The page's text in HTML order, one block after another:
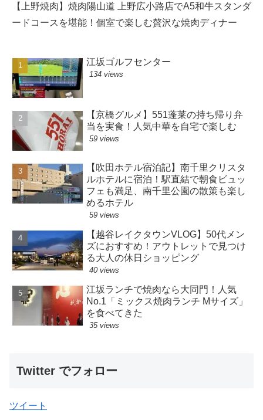
【上野焼肉】焼肉陽山道 上野広小路店でA5和牛スタンダ
ードコースを堪能！個室で楽しむ贅沢な焼肉ディナー
江坂ゴルフセンター
134 views
【京橋グルメ】551蓬莱の持ち帰り弁
当を実食！人気中華を自宅で楽しむ
59 views
【吹田ホテル宿泊記】南千里クリスタ
ルホテルに宿泊！駅直結で朝食ビュッ
フェも満足、南千里公園の散策も楽し
めるホテル
59 views
【越谷レイクタウンVLOG】50代メン
ズにおすすめ！アウトレットで見つけ
る大人の休日ショッピング
40 views
江坂ランチで焼肉なら大同門！人気
No.1「ミックス焼肉ランチ Mサイズ」
を食べてきた
35 views
Twitter でフォロー
ツイート